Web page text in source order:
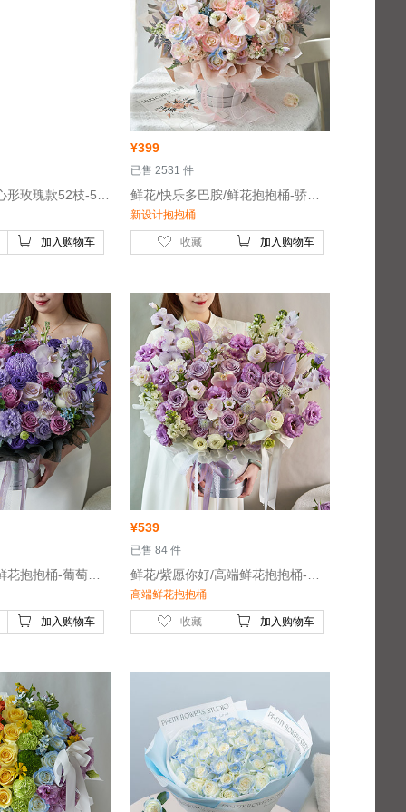
加入购物车
¥399
已售 2531 件
新设计抱抱桶
收藏 加入购物车
加入购物车
¥539
已售 84 件
高端鲜花抱抱桶
收藏 加入购物车